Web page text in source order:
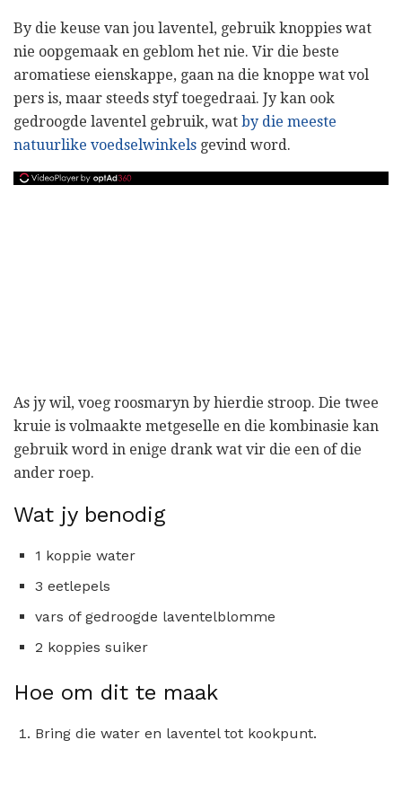
By die keuse van jou laventel, gebruik knoppies wat
nie oopgemaak en geblom het nie. Vir die beste
aromatiese eienskappe, gaan na die knoppe wat vol
pers is, maar steeds styf toegedraai. Jy kan ook
gedroogde laventel gebruik, wat by die meeste
natuurlike voedselwinkels gevind word.
As jy wil, voeg roosmaryn by hierdie stroop. Die twee
kruie is volmaakte metgeselle en die kombinasie kan
gebruik word in enige drank wat vir die een of die
ander roep.
Wat jy benodig
1 koppie water
3 eetlepels
vars of gedroogde laventelblomme
2 koppies suiker
Hoe om dit te maak
Bring die water en laventel tot kookpunt.